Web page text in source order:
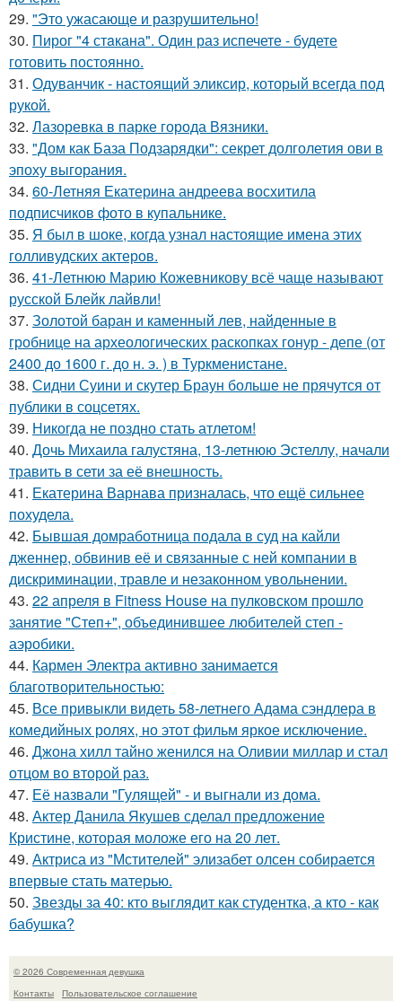
29. "Это ужасающе и разрушительно!
30. Пирог "4 стaкана". Один раз испечете - будете
готовить постоянно.
31. Одуванчик - настоящий эликсир, который всегда под
рукой.
32. Лазоревка в парке города Вязники.
33. "Дом как База Подзарядки": секрет долголетия ови в
эпоху выгорания.
34. 60-Летняя Екатерина андреева восхитила
подписчиков фото в купальнике.
35. Я был в шоке, когда узнал настоящие имена этих
голливудских актеров.
36. 41-Летнюю Марию Кожевникову всё чаще называют
русской Блейк лайвли!
37. Золотой баран и каменный лев, найденные в
гробнице на археологических раскопках гонур - депе (от
2400 до 1600 г. до н. э. ) в Туркменистане.
38. Сидни Суини и скутер Браун больше не прячутся от
публики в соцсетях.
39. Никогда не поздно стать атлетом!
40. Дочь Михаила галустяна, 13-летнюю Эстеллу, начали
травить в сети за её внешность.
41. Екатерина Варнава призналась, что ещё сильнее
похудела.
42. Бывшая домработница подала в суд на кайли
дженнер, обвинив её и связанные с ней компании в
дискриминации, травле и незаконном увольнении.
43. 22 апреля в Fitness House на пулковском прошло
занятие "Степ+", объединившее любителей степ -
аэробики.
44. Кармен Электра активно занимается
благотворительностью:
45. Все привыкли видеть 58-летнего Адама сэндлера в
комедийных ролях, но этот фильм яркое исключение.
46. Джона хилл тайно женился на Оливии миллар и стал
отцом во второй раз.
47. Её назвали "Гулящей" - и выгнали из дома.
48. Актер Данила Якушев сделал предложение
Кристине, которая моложе его на 20 лет.
49. Актриса из "Мстителей" элизабет олсен собирается
впервые стать матерью.
50. Звезды за 40: кто выглядит как студентка, а кто - как
бабушка?
© 2026 Современная девушка
Контакты
Пользовательское соглашение